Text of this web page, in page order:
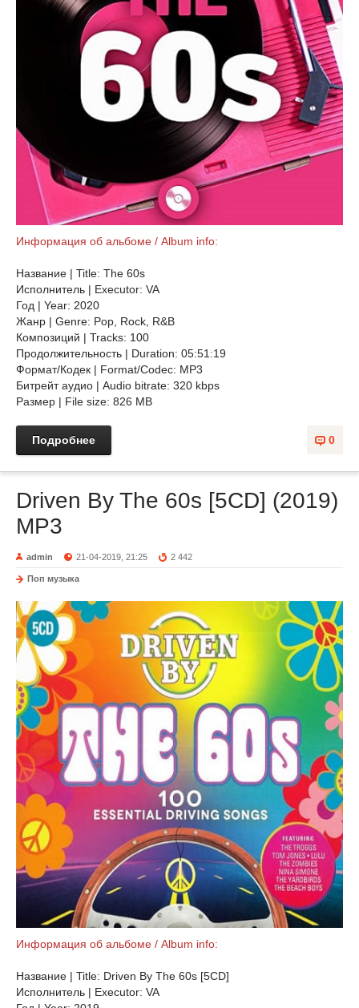
Информация об альбоме / Album info:
Название | Title: The 60s
Исполнитель | Executor: VA
Год | Year: 2020
Жанр | Genre: Pop, Rock, R&B
Композиций | Tracks: 100
Продолжительность | Duration: 05:51:19
Формат/Кодек | Format/Codec: MP3
Битрейт аудио | Audio bitrate: 320 kbps
Размер | File size: 826 MB
0
Подробнее
Driven By The 60s [5CD] (2019)
MP3
admin 21-04-2019, 21:25 2 442
Поп музыка
Информация об альбоме / Album info:
Название | Title: Driven By The 60s [5CD]
Исполнитель | Executor: VA